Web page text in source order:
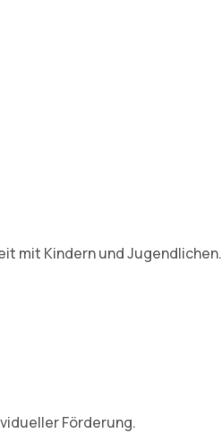
mit Kindern und Jugendlichen.
Förderung.